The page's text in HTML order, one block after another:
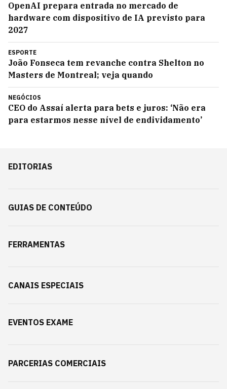
OpenAI prepara entrada no mercado de
hardware com dispositivo de IA previsto para
2027
ESPORTE
João Fonseca tem revanche contra Shelton no
Masters de Montreal; veja quando
NEGÓCIOS
CEO do Assaí alerta para bets e juros: ‘Não era
para estarmos nesse nível de endividamento’
EDITORIAS
GUIAS DE CONTEÚDO
FERRAMENTAS
CANAIS ESPECIAIS
EVENTOS EXAME
PARCERIAS COMERCIAIS